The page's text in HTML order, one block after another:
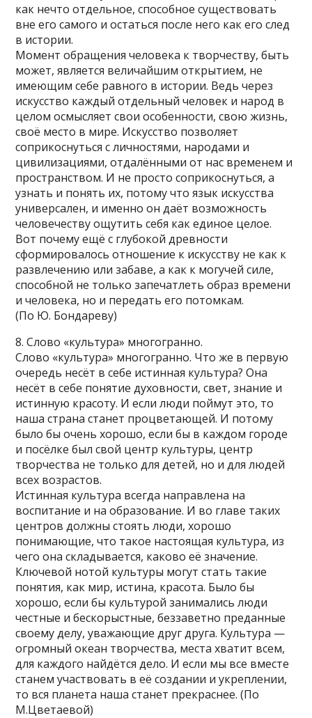
как нечто отдельное, способное существовать
вне его самого и остаться после него как его след
в истории.
Момент обращения человека к творчеству, быть
может, является величайшим открытием, не
имеющим себе равного в истории. Ведь через
искусство каждый отдельный человек и народ в
целом осмысляет свои особенности, свою жизнь,
своё место в мире. Искусство позволяет
соприкоснуться с личностями, народами и
цивилизациями, отдалёнными от нас временем и
пространством. И не просто соприкоснуться, а
узнать и понять их, потому что язык искусства
универсален, и именно он даёт возможность
человечеству ощутить себя как единое целое.
Вот почему ещё с глубокой древности
сформировалось отношение к искусству не как к
развлечению или забаве, а как к могучей силе,
способной не только запечатлеть образ времени
и человека, но и передать его потомкам.
(По Ю. Бондареву)
8. Слово «культура» многогранно.
Слово «культура» многогранно. Что же в первую
очередь несёт в себе истинная культура? Она
несёт в себе понятие духовности, свет, знание и
истинную красоту. И если люди поймут это, то
наша страна станет процветающей. И потому
было бы очень хорошо, если бы в каждом городе
и посёлке был свой центр культуры, центр
творчества не только для детей, но и для людей
всех возрастов.
Истинная культура всегда направлена на
воспитание и на образование. И во главе таких
центров должны стоять люди, хорошо
понимающие, что такое настоящая культура, из
чего она складывается, каково её значение.
Ключевой нотой культуры могут стать такие
понятия, как мир, истина, красота. Было бы
хорошо, если бы культурой занимались люди
честные и бескорыстные, беззаветно преданные
своему делу, уважающие друг друга. Культура —
огромный океан творчества, места хватит всем,
для каждого найдётся дело. И если мы все вместе
станем участвовать в её создании и укреплении,
то вся планета наша станет прекраснее. (По
М.Цветаевой)